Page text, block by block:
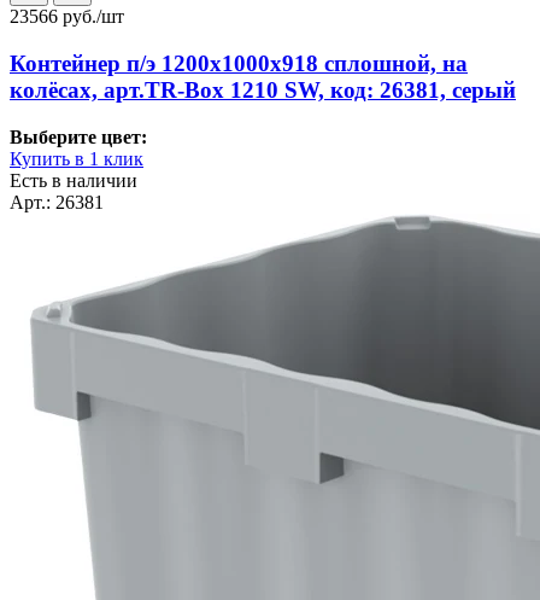
23566 руб./шт
Контейнер п/э 1200х1000х918 сплошной, на
колёсах, арт.TR-Box 1210 SW, код: 26381, серый
Выберите цвет:
Купить в 1 клик
Есть в наличии
Арт.: 26381